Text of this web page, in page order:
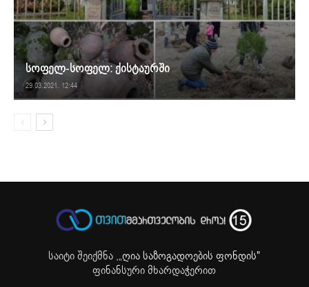
სოფელ-სოფელ: ქისტაურში
29.03.2021. 12:44
საიტი შეიქმნა ,„ღია საზოგადოების ფონდის"
ფინანსური მხარდაჭერით